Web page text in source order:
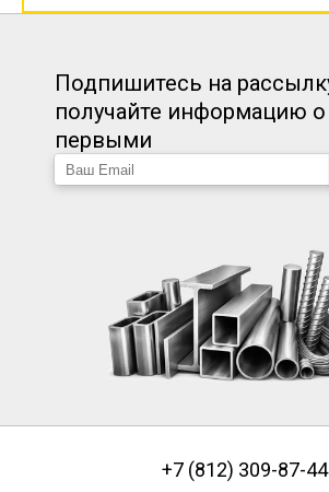
Подпишитесь на
получайте информацию о
первыми
+7 (812) 309-87-44